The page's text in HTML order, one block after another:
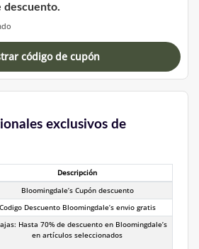
descuento.
código de cupón
exclusivos de
Descripción
Bloomingdale’s Cupón descuento
Codigo Descuento Bloomingdale’s envio gratis
Hasta 70% de descuento en Bloomingdale’s
en artículos seleccionados